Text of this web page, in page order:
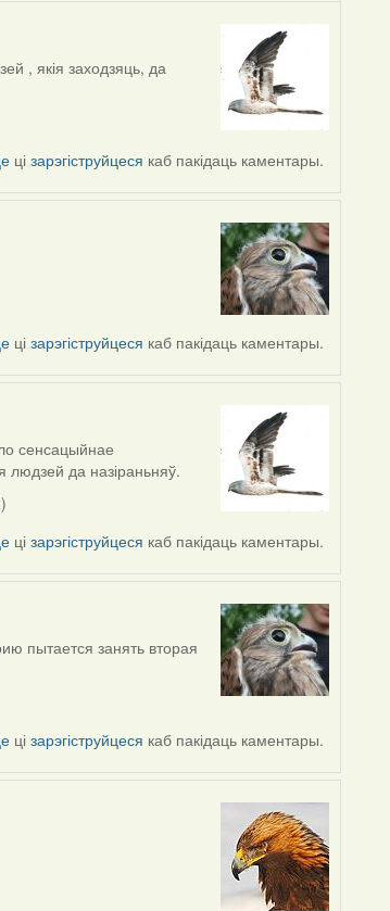
, якія заходзяць, да
цізарэгіструйцеся каб пакідаць каментары.
цізарэгіструйцеся каб пакідаць каментары.
сенсацыйнае
людзей да назіраньняў.
цізарэгіструйцеся каб пакідаць каментары.
пытается занять вторая
цізарэгіструйцеся каб пакідаць каментары.